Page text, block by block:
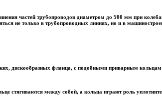
частей трубопроводов диаметром до 500 мм при
не только в трубопроводных линиях, но и в
дискообразных фланца, с подобными приварным кольцам
между собой, а кольца играют роль